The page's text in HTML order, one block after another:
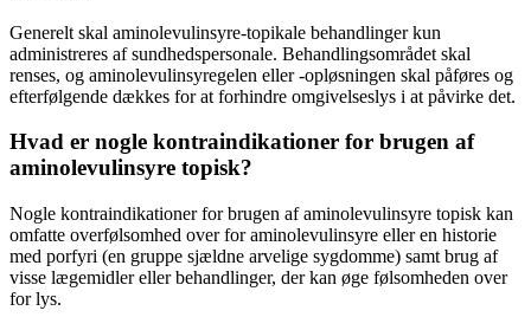
Generelt skal aminolevulinsyre-topikale behandlinger kun
administreres af sundhedspersonale. Behandlingsområdet skal
renses, og aminolevulinsyregelen eller -opløsningen skal påføres og
efterfølgende dækkes for at forhindre omgivelseslys i at påvirke det.
Hvad er nogle kontraindikationer for brugen af
aminolevulinsyre topisk?
Nogle kontraindikationer for brugen af aminolevulinsyre topisk kan
omfatte overfølsomhed over for aminolevulinsyre eller en historie
med porfyri (en gruppe sjældne arvelige sygdomme) samt brug af
visse lægemidler eller behandlinger, der kan øge følsomheden over
for lys.